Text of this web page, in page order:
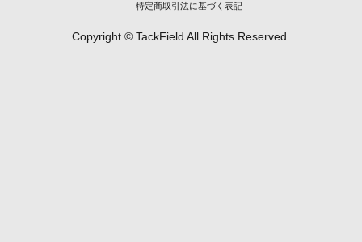
特定商取引法に基づく表記
Copyright © TackField All Rights Reserved.